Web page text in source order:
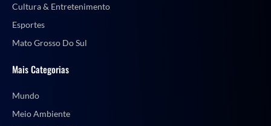
Cultura & Entretenimento
Esportes
Mato Grosso Do Sul
Mais Categorias
Mundo
Meio Ambiente